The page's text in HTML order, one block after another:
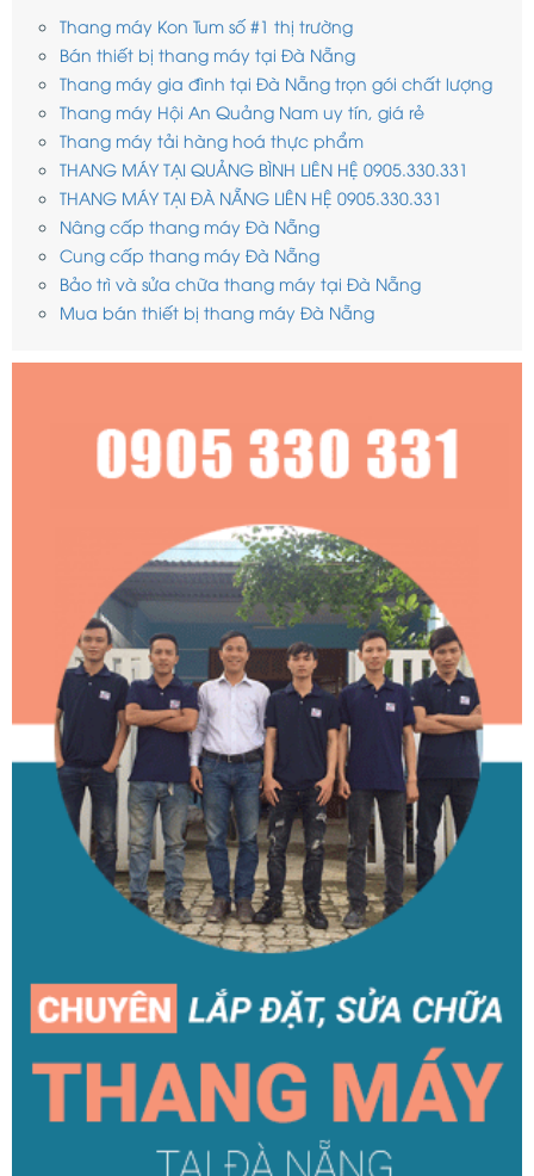
Thang máy Kon Tum số #1 thị trường
Bán thiết bị thang máy tại Đà Nẵng
Thang máy gia đình tại Đà Nẵng trọn gói chất lượng
Thang máy Hội An Quảng Nam uy tín, giá rẻ
Thang máy tải hàng hoá thực phẩm
THANG MÁY TẠI QUẢNG BÌNH LIÊN HỆ 0905.330.331
THANG MÁY TẠI ĐÀ NẴNG LIÊN HỆ 0905.330.331
Nâng cấp thang máy Đà Nẵng
Cung cấp thang máy Đà Nẵng
Bảo trì và sửa chữa thang máy tại Đà Nẵng
Mua bán thiết bị thang máy Đà Nẵng